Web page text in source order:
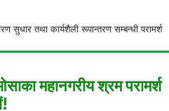
सुधार तथा कार्यशैली रूपान्तरण सम्बन्धी परामर्श
महानगरीय श्रम परामर्श